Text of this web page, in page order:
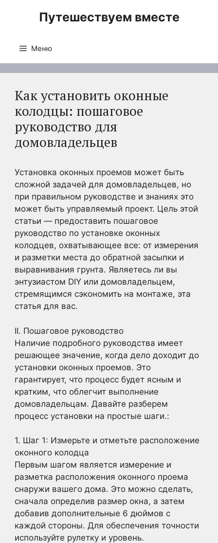
Путешествуем вместе
Меню
Как установить оконные
колодцы: пошаговое
руководство для
домовладельцев
Установка оконных проемов может быть
сложной задачей для домовладельцев, но
при правильном руководстве и знаниях это
может быть управляемый проект. Цель этой
статьи — предоставить пошаговое
руководство по установке оконных
колодцев, охватывающее все: от измерения
и разметки места до обратной засыпки и
выравнивания грунта. Являетесь ли вы
энтузиастом DIY или домовладельцем,
стремящимся сэкономить на монтаже, эта
статья для вас.
II. Пошаговое руководство
Наличие подробного руководства имеет
решающее значение, когда дело доходит до
установки оконных проемов. Это
гарантирует, что процесс будет ясным и
кратким, что облегчит выполнение
домовладельцам. Давайте разберем
процесс установки на простые шаги.:
1. Шаг 1: Измерьте и отметьте расположение
оконного колодца
Первым шагом является измерение и
разметка расположения оконного проема
снаружи вашего дома. Это можно сделать,
сначала определив размер окна, а затем
добавив дополнительные 6 дюймов с
каждой стороны. Для обеспечения точности
используйте рулетку и уровень.